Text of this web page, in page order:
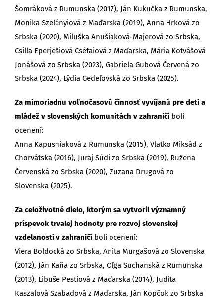
Šomráková z Rumunska (2017), Ján Kukučka z Rumunska,
Monika Szelényiová z Maďarska (2019), Anna Hrková zo
Srbska (2020), Miluška Anušiaková-Majerová zo Srbska,
Csilla Eperješiová Cséfaiová z Maďarska, Mária Kotvášová
Jonášová zo Srbska (2023), Gabriela Gubová Červená zo
Srbska (2024), Lýdia Gedeľovská zo Srbska (2025).
Za mimoriadnu voľnočasovú činnosť vyvíjanú pre deti a
mládež v slovenských komunitách v zahraničíboli
ocenení:
Anna Kapusniaková z Rumunska (2015), Vlatko Miksád z
Chorvátska (2016), Juraj Súdi zo Srbska (2019), Ružena
Červenská zo Srbska (2020), Zuzana Drugová zo
Slovenska (2025).
Za celoživotné dielo, ktorým sa vytvoril významný
príspevok trvalej hodnoty pre rozvoj slovenskej
vzdelanosti v zahraničíboli ocenení:
Viera Boldocká zo Srbska, Anita Murgašová zo Slovenska
(2012), Ján Kaňa zo Srbska, Oľga Suchanská z Rumunska
(2013), Libuše Pestiová z Maďarska (2014), Judita
Kaszalová Szabadová z Maďarska, Ján Kopčok zo Srbska